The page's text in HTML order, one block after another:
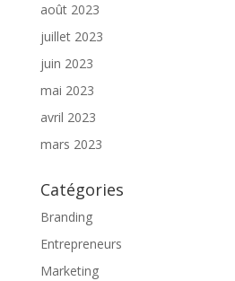
août 2023
juillet 2023
juin 2023
mai 2023
avril 2023
mars 2023
Catégories
Branding
Entrepreneurs
Marketing